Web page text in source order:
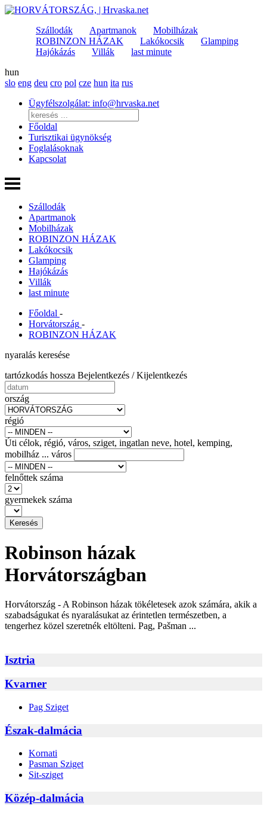
Szállodák Apartmanok
Mobilházak
ROBINZON HÁZAK
Lakókocsik
Glamping
Hajókázás
Villák
last minute
hun
slo eng deu cro pol cze hun ita rus
Ügyfélszolgálat: info@hrvaska.net
Főoldal
Turisztikai ügynökség
Foglalásoknak
Kapcsolat
Szállodák
Apartmanok
Mobilházak
ROBINZON HÁZAK
Lakókocsik
Glamping
Hajókázás
Villák
last minute
Főoldal -
Horvátország -
ROBINZON HÁZAK
nyaralás keresése
tartózkodás hossza Bejelentkezés / Kijelentkezés
ország
régió
Úti célok, régió, város, sziget, ingatlan neve, hotel, kemping,
mobilház ... város
felnőttek száma
gyermekek száma
Robinson házak
Horvátországban
Horvátország - A Robinson házak tökéletesek azok számára, akik a
szabadságukat és nyaralásukat az érintetlen természetben, a
tengerhez közel szeretnék eltölteni. Pag, Pašman ...
Isztria
Kvarner
Pag Sziget
Észak-dalmácia
Kornati
Pasman Sziget
Sit-sziget
Közép-dalmácia